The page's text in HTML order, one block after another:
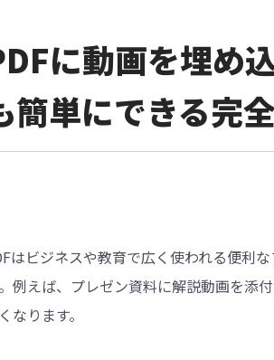
タ復元
復元
- Android不具合修復
- iTunes不具合修復
Boot Genius
iCareFone - AndroidとiOS
iCareFone - WhatsAppデー
4DDiG - 重複ファイル検索
Tenorshare Cleamio -
4uKey -
4uKey -
に動画を埋め
簡単にできる完
はビジネスや教育で広く使われる便利な
例えば、プレゼン資料に解説動画を添
なります。